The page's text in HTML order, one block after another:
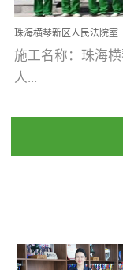
致酒店是为中高
珠海横琴新区人民法院室
内除甲醛空气治理项目
施工名称：珠海
人...
民法院室内除甲
保施工日期：